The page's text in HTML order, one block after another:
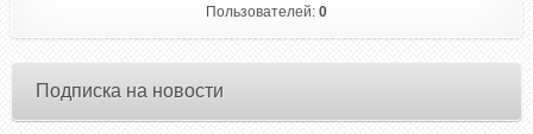
Пользователей: 0
Подписка на новости